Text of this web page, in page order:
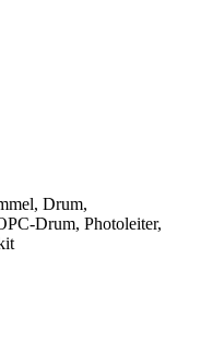
Drum,
Drum, Photoleiter,